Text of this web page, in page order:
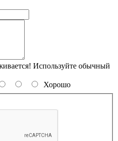
Используйте обычный
Хорошо